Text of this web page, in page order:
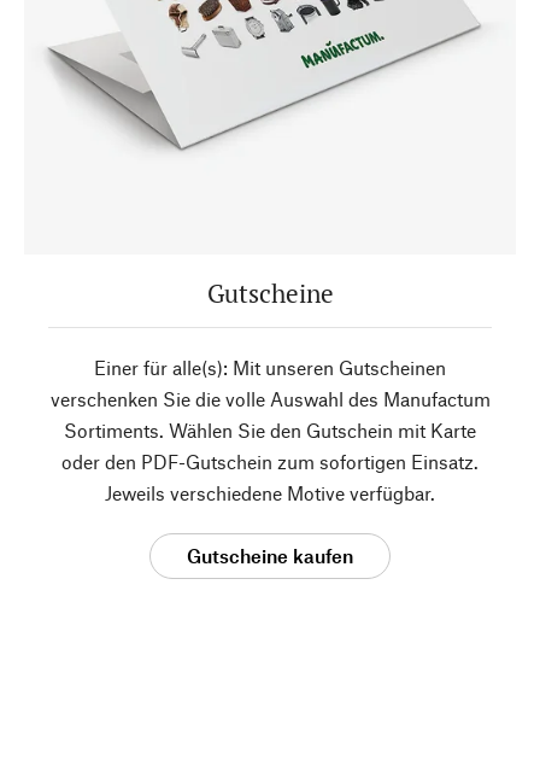
Gutscheine
Einer für alle(s): Mit unseren Gutscheinen
verschenken Sie die volle Auswahl des Manufactum
Sortiments. Wählen Sie den Gutschein mit Karte
oder den PDF-Gutschein zum sofortigen Einsatz.
Jeweils verschiedene Motive verfügbar.
Gutscheine kaufen